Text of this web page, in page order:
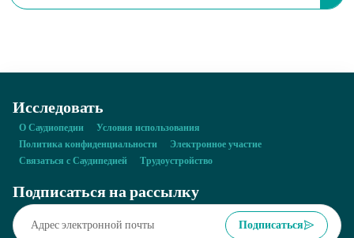
Исследовать
О Саудиопедии
Условия использования
Политика конфиденциальности
Электронное участие
Связаться с Саудипедией
Трудоустройство
Подписаться на рассылку
Подписаться